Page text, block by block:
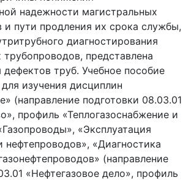
надежности магистральных
и пути продления их срока службы,
диагностирования
представлена
дефектов труб. Учебное пособие
изучения дисциплин
(направление подготовки 08.03.01
профиль «Теплогазоснабжение и
«Эксплуатация
нефтепроводов», «Диагностика
(направление
«Нефтегазовое дело», профиль